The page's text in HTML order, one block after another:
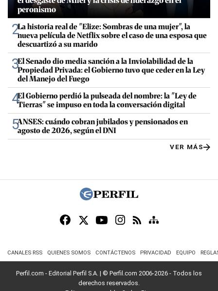
peronismo
2La historia real de "Elize: Sombras de una mujer", la
nueva película de Netflix sobre el caso de una esposa que
descuartizó a su marido
3El Senado dio media sanción a la Inviolabilidad de la
Propiedad Privada: el Gobierno tuvo que ceder en la Ley
del Manejo del Fuego
4El Gobierno perdió la pulseada del nombre: la "Ley de
Tierras" se impuso en toda la conversación digital
5ANSES: cuándo cobran jubilados y pensionados en
agosto de 2026, según el DNI
VER MÁS
CANALES RSS QUIENES SOMOS CONTÁCTENOS PRIVACIDAD EQUIPO
Perfil.com - Editorial Perfil S.A. | © Perfil.com 2006-2026 - Todos los
derechos reservados.